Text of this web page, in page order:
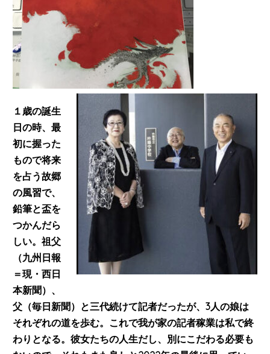
１歳の誕生
日の時、最
初に握った
もので将来
を占う故郷
の風習で、
鉛筆と盃を
つかんだら
しい。祖父
（九州日報
＝現・西日
本新聞）、
父（毎日新聞）と三代続けて記者だったが、3人の娘は
それぞれの道を歩む。これで我が家の記者稼業は私で終
わりとなる。彼女たちの人生だし、別にこだわる必要も